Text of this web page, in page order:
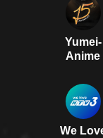
Yumei-
Anime
We